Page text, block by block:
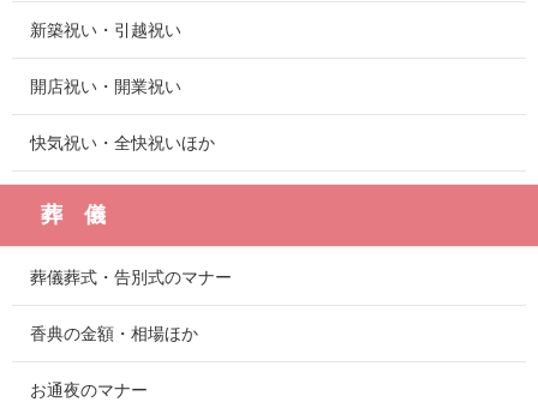
新築祝い・引越祝い
開店祝い・開業祝い
快気祝い・全快祝いほか
葬 儀
葬儀葬式・告別式のマナー
香典の金額・相場ほか
お通夜のマナー